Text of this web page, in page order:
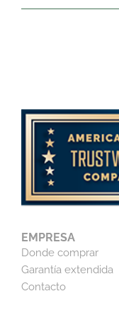
EMPRESA
Donde comprar
Garantía extendida
Contacto